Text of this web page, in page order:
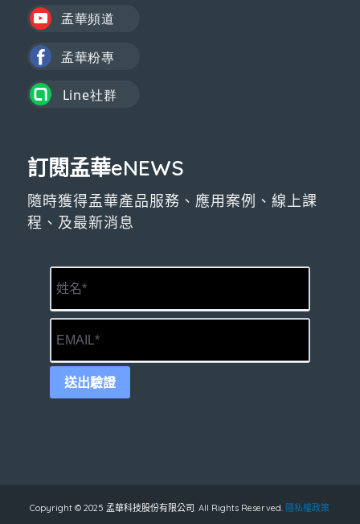
訂閱孟華eNEWS
隨時獲得孟華產品服務、應用案例、線上課
程、及最新消息
送出驗證
Copyright © 2025 孟華科技股份有限公司. All Rights Reserved. 隱私權政策